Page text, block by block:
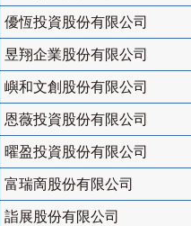
優恆投資股份有限公司
昱翔企業股份有限公司
嶼和文創股份有限公司
恩薇投資股份有限公司
曜盈投資股份有限公司
富瑞啇股份有限公司
詣展股份有限公司